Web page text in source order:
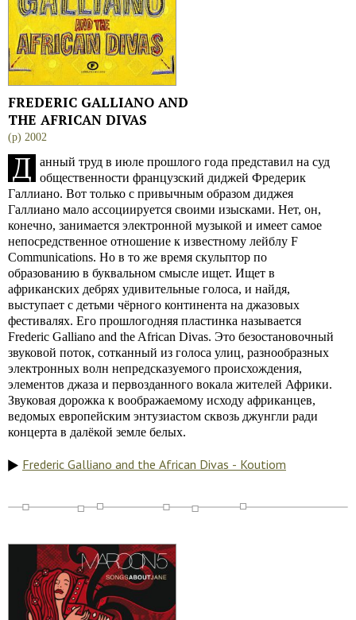
FREDERIC GALLIANO AND
THE AFRICAN DIVAS
(p) 2002
Д
анный труд в июле прошлого года представил на суд
общественности французский диджей Фредерик
Галлиано. Вот только с привычным образом диджея
Галлиано мало ассоциируется своими изысками. Нет, он,
конечно, занимается электронной музыкой и имеет самое
непосредственное отношение к известному лейблу F
Communications. Но в то же время скульптор по
образованию в буквальном смысле ищет. Ищет в
африканских дебрях удивительные голоса, и найдя,
выступает с детьми чёрного континента на джазовых
фестивалях. Его прошлогодняя пластинка называется
Frederic Galliano and the African Divas. Это безостановочный
звуковой поток, сотканный из голоса улиц, разнообразных
электронных волн непредсказуемого происхождения,
элементов джаза и первозданного вокала жителей Африки.
Звуковая дорожка к воображаемому исходу африканцев,
ведомых европейским энтузиастом сквозь джунгли ради
концерта в далёкой земле белых.
Frederic Galliano and the African Divas - Koutiom